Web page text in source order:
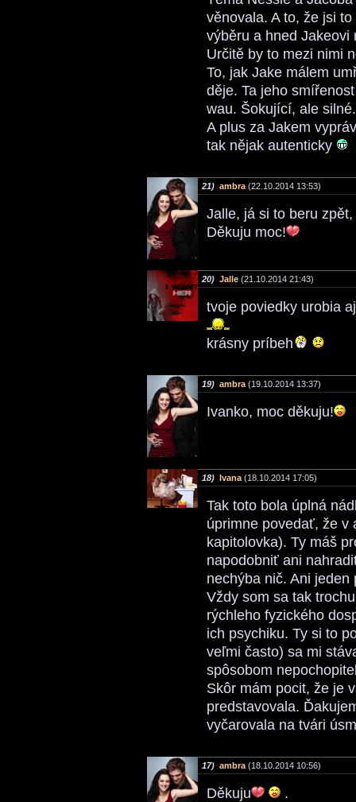
věnovala. A to, že jsi
výběru a hned Jakeovi
Určitě by to mezi nimi
To, jak Jake málem
děje. Ta jeho
wau. Šokující, ale silné.
A plus za Jakem
tak nějak autenticky
21) ambra (22.10.2014 13:53)
Jalle, já si to beru
Děkuju moc!
20) Jalle (21.10.2014 21:43)
tvoje poviedky urobia
krásny príbeh
19) ambra (19.10.2014 13:37)
Ivanko, moc děkuju!
18) Ivana (18.10.2014 17:05)
Tak toto bola úplná
úprimne povedať, že v
kapitolovka). Ty máš
napodobniť ani
nechýba nič. Ani
Vždy som sa tak
rýchleho fyzického
ich psychiku. Ty si to
veľmi často) sa mi
spôsobom
Skôr mám pocit, že je
predstavovala.
vyčarovala na tvári
17) ambra (18.10.2014 10:56)
Děkuju .